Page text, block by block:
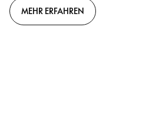
MEHR ERFAHREN